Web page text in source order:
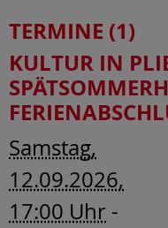
TERMINE (1)
KULTUR IN
Samstag,
12.09.2026,
17:00 Uhr -